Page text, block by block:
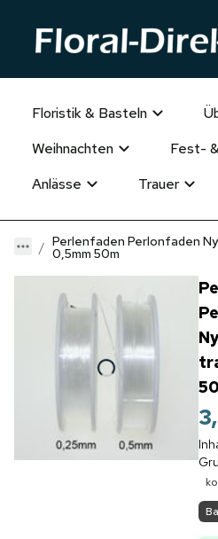
Floristik & Basteln
Weihnachten
Fest-
Anlässe
Trauer
Perlenfaden Perlonfaden
0,5mm 50m